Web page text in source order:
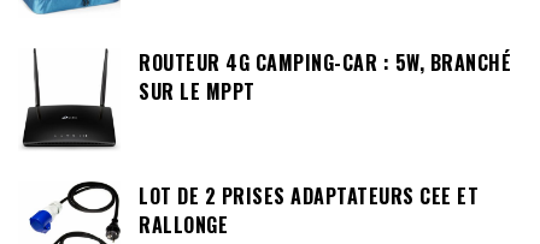
ROUTEUR 4G CAMPING-CAR : 5W, BRANCHÉ
SUR LE MPPT
LOT DE 2 PRISES ADAPTATEURS CEE ET
RALLONGE